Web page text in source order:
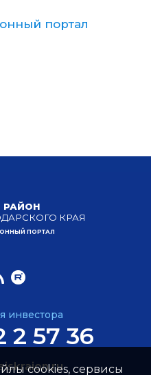
портал
РАЙОН
КРАЯ
ПОРТАЛ
инвестора
2 57 36
cookies, сервисы